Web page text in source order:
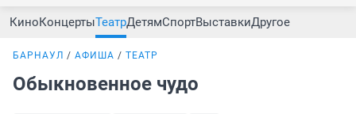
КиноКонцертыТеатрДетямСпортВыставкиДругое
БАРНАУЛ АФИША ТЕАТР
Обыкновенное чудо